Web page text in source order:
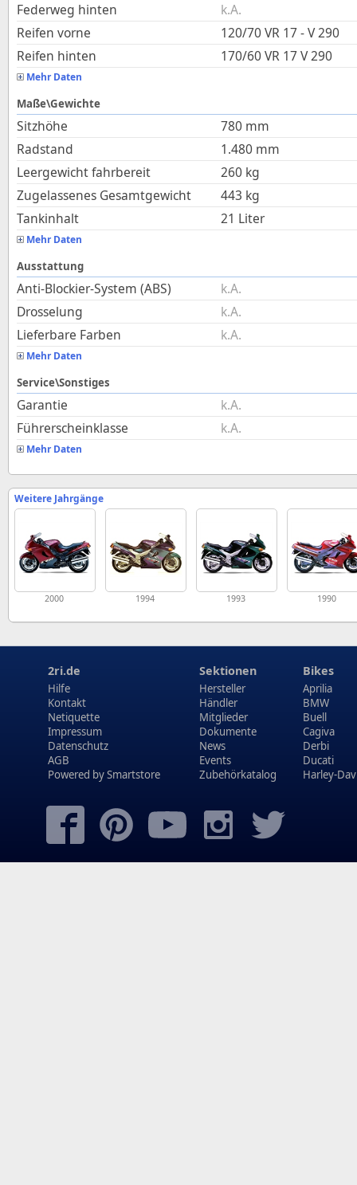
Federweg hinten
k.A.
Reifen vorne
120/70 VR 17 - V 290
Reifen hinten
170/60 VR 17 V 290
Mehr Daten
Maße\Gewichte
Sitzhöhe 780 mm
Radstand
1.480 mm
Leergewicht fahrbereit
260 kg
Zugelassenes Gesamtgewicht
443 kg
Tankinhalt
21 Liter
Mehr Daten
Ausstattung
Anti-Blockier-System (ABS)
k.A.
Drosselung
k.A.
Lieferbare Farben
k.A.
Mehr Daten
Service\Sonstiges
Garantie
k.A.
Führerscheinklasse
k.A.
Mehr Daten
Weitere Jahrgänge
2000 1994 1993 1990
2ri.de
Hilfe
Kontakt
Netiquette
Impressum
Datenschutz
AGB
Powered bySmartstore
Sektionen
Hersteller
Händler
Mitglieder
Dokumente
News
Events
Zubehörkatalog
Bikes
Aprilia
BMW
Buell
Cagiva
Derbi
Ducati
Harley-